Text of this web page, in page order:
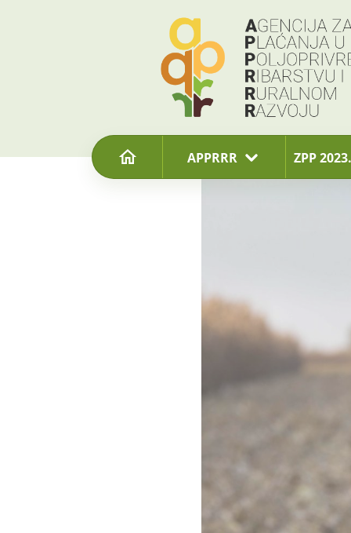
APPRRR ZPP